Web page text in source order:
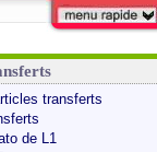
transferts
de L1